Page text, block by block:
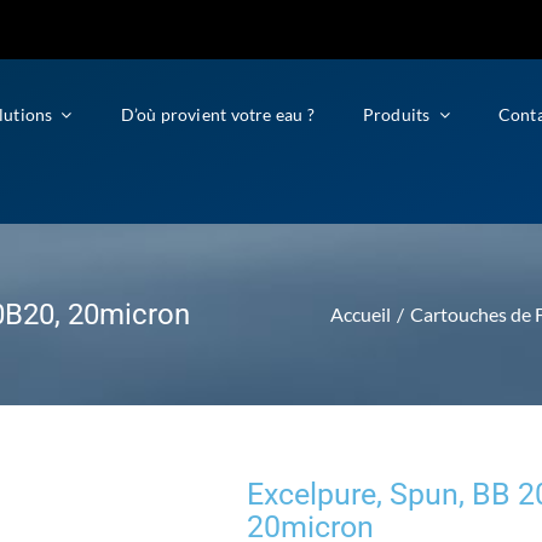
D’où provient votre eau ? Produits
20micron Accueil Cartouches de
Excelpure, Spun, BB
20micron